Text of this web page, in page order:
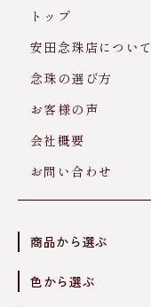
トップ
安田念珠店について
念珠の選び方
お客様の声
会社概要
お問い合わせ
商品から選ぶ
色から選ぶ